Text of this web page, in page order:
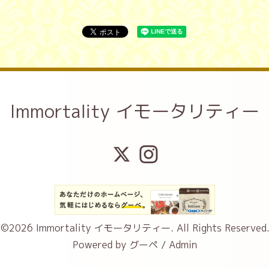
Immortality イモータリティー
©2026 Immortality イモータリティー. All Rights Reserved.
Powered by グーペ / Admin